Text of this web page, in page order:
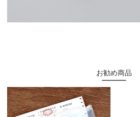
お勧め商品